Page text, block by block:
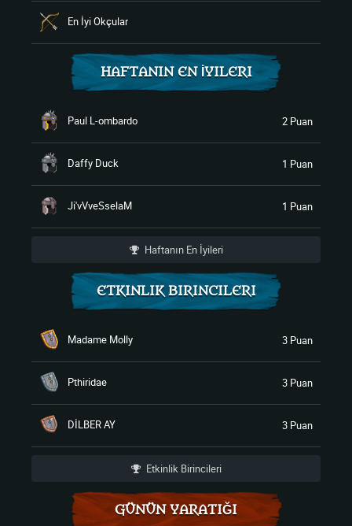
En İyi Okçular
HAFTANIN EN İYILERI
Paul L-ombardo 2 Puan
Daffy Duck 1 Puan
Ji'vVveSselaM 1 Puan
Haftanın En İyileri
ETKINLIK BIRINCILERI
Madame Molly 3 Puan
Pthiridae 3 Puan
DİLBER AY 3 Puan
Etkinlik Birincileri
GÜNÜN YARATIĞI